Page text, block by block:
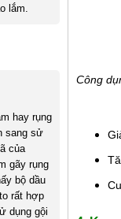
lắm.
hay rụng
sang sử
của
gãy rụng
bộ dầu
rất hợp
dụng gội
Công